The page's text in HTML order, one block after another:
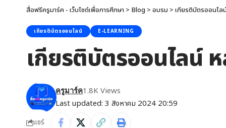
สื่อฟรีครูมาร์ค - เว็บไซต์เพื่อการศึกษา > Blog > อบรม > เกียรติบัตรออนไล
เกียรติบัตรออนไลน์ E-LEARNING
เกียรติบัตรออนไลน์
Last updated: 3 สิงหาคม 2024 20:59
ครูมาร์ค1.8K Views
แชร์